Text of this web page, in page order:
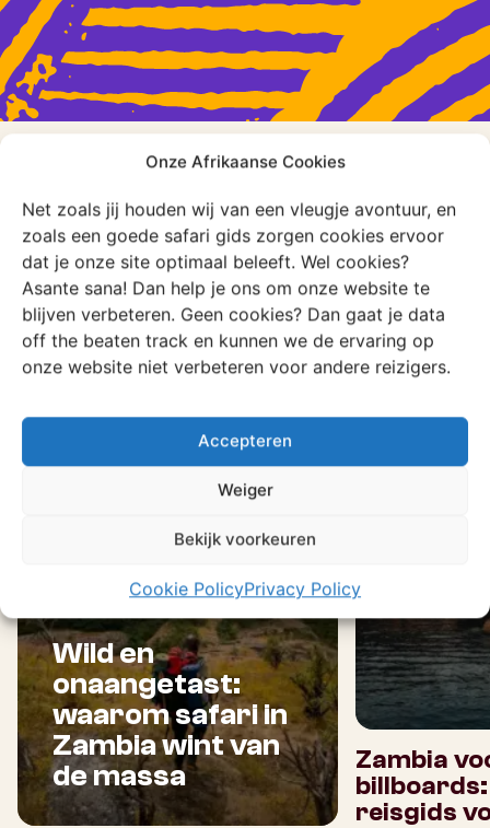
Onze Afrikaanse Cookies
Net zoals jij houden wij van een vleugje avontuur, en
zoals een goede safari gids zorgen cookies ervoor
dat je onze site optimaal beleeft. Wel cookies?
Asante sana! Dan help je ons om onze website te
blijven verbeteren. Geen cookies? Dan gaat je data
off the beaten track en kunnen we de ervaring op
onze website niet verbeteren voor andere reizigers.
Accepteren
Weiger
Bekijk voorkeuren
Cookie PolicyPrivacy Policy
Bekijk andere
reisverhalen
Bekijk alle verhalen
Blog
Wild en
onaangetast:
waarom safari in
Zambia wint van
de massa
Blog
Zambia
reisgids